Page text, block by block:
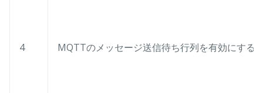
4 MQTTのメッセージ送信待ち行列を有効にする